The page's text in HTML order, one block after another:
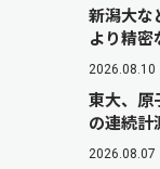
新潟大な
より精密
2026.08.10
東大、
の連続計
2026.08.07